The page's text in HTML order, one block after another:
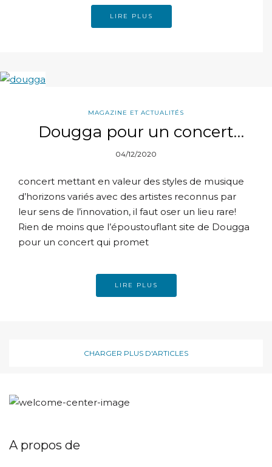
LIRE PLUS
MAGAZINE ET ACTUALITÉS
Dougga pour un concert
musical unique!
04/12/2020
concert mettant en valeur des styles de musique
d’horizons variés avec des artistes reconnus par
leur sens de l’innovation, il faut oser un lieu rare!
Rien de moins que l’époustouflant site de Dougga
pour un concert qui promet
LIRE PLUS
CHARGER PLUS D'ARTICLES
A propos de